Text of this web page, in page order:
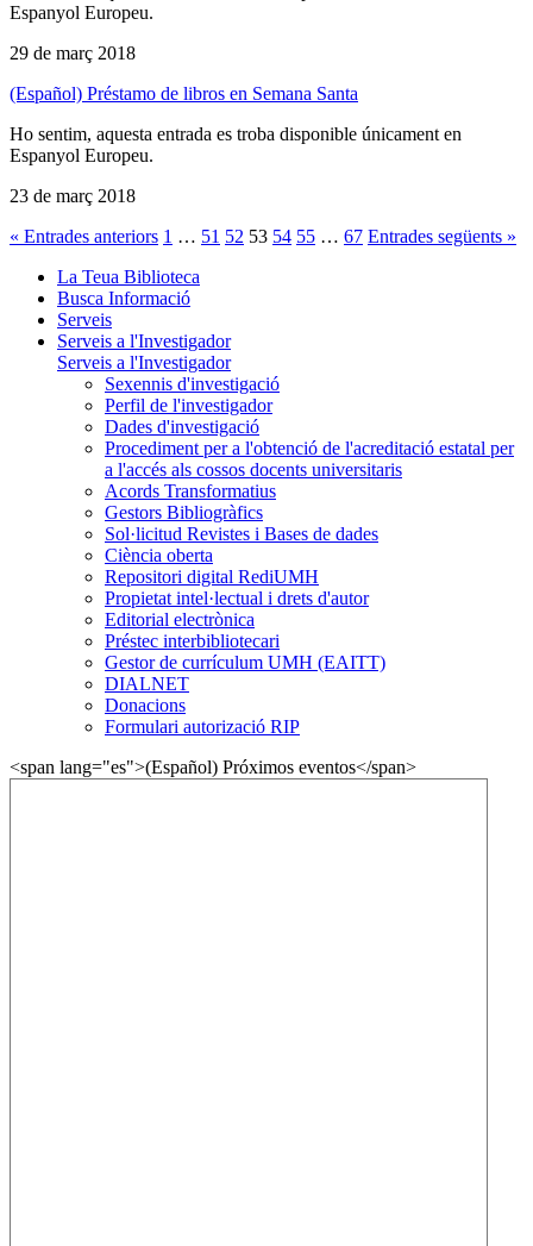
Espanyol Europeu.
29 de març 2018
(Español) Préstamo de libros en Semana Santa
Ho sentim, aquesta entrada es troba disponible únicament en
Espanyol Europeu.
23 de març 2018
« Entrades anteriors 1 … 51 52 53 54 55 … 67 Entrades següents »
La Teua Biblioteca
Busca Informació
Serveis
Serveis a l'Investigador
Serveis a l'Investigador
Sexennis d'investigació
Perfil de l'investigador
Dades d'investigació
Procediment per a l'obtenció de l'acreditació estatal per
a l'accés als cossos docents universitaris
Acords Transformatius
Gestors Bibliogràfics
Sol·licitud Revistes i Bases de dades
Ciència oberta
Repositori digital RediUMH
Propietat intel·lectual i drets d'autor
Editorial electrònica
Préstec interbibliotecari
Gestor de currículum UMH (EAITT)
DIALNET
Donacions
Formulari autorizació RIP
<span lang="es">(Español) Próximos eventos</span>